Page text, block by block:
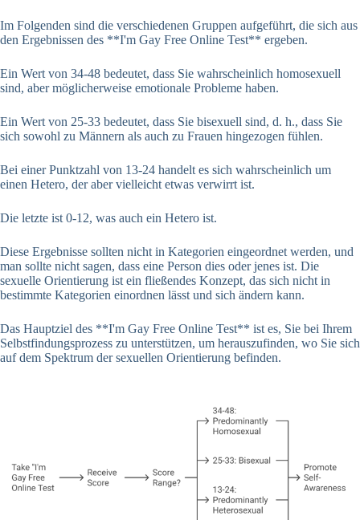
Im Folgenden sind die verschiedenen Gruppen aufgeführt, die sich aus
den Ergebnissen des **I'm Gay Free Online Test** ergeben.
Ein Wert von 34-48 bedeutet, dass Sie wahrscheinlich homosexuell
sind, aber möglicherweise emotionale Probleme haben.
Ein Wert von 25-33 bedeutet, dass Sie bisexuell sind, d. h., dass Sie
sich sowohl zu Männern als auch zu Frauen hingezogen fühlen.
Bei einer Punktzahl von 13-24 handelt es sich wahrscheinlich um
einen Hetero, der aber vielleicht etwas verwirrt ist.
Die letzte ist 0-12, was auch ein Hetero ist.
Diese Ergebnisse sollten nicht in Kategorien eingeordnet werden, und
man sollte nicht sagen, dass eine Person dies oder jenes ist. Die
sexuelle Orientierung ist ein fließendes Konzept, das sich nicht in
bestimmte Kategorien einordnen lässt und sich ändern kann.
Das Hauptziel des **I'm Gay Free Online Test** ist es, Sie bei Ihrem
Selbstfindungsprozess zu unterstützen, um herauszufinden, wo Sie sich
auf dem Spektrum der sexuellen Orientierung befinden.